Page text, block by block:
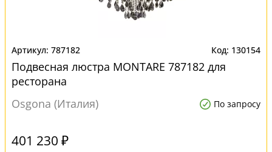
787182 130154
Подвесная люстра MONTARE 787182 для
ресторана
Osgona (Италия)
По запросу
401 230 ₽